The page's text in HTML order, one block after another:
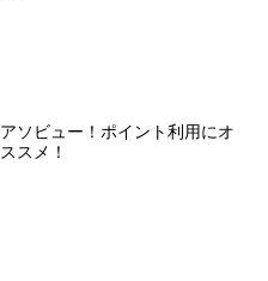
アソビュー！ポイント利用にオ
ススメ！